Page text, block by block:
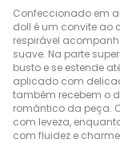
Confeccionado em
doll é um convite ao
respirável
suave. Na parte
busto e se estende
aplicado com
também recebem o
romântico da peça.
com leveza,
com fluidez e